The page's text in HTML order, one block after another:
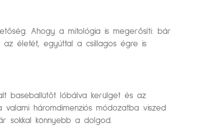
Ahogy a mitológia is megerősíti: bár
az életét, egyúttal a csillagos égre is
baseballütőt lóbálva kerülget és az
háromdimenziós módozatba viszed
sokkal könnyebb a dolgod.